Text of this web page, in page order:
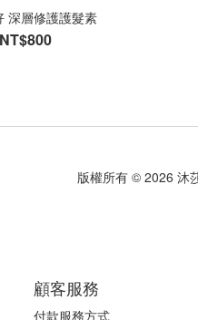
深層修護護髮素
版權所有 © 2026 沐
顧客服務
付款服務方式